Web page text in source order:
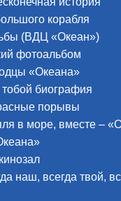
корабля
(ВДЦ «Океан»)
фотоальбом
«Океана»
биография
порывы
в море, вместе –
наш, всегда твой,